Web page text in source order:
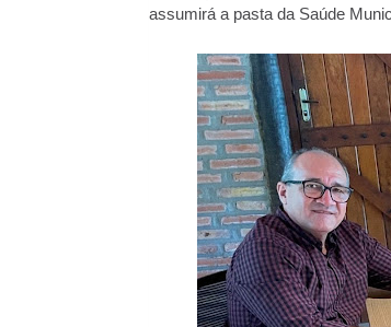
assumirá a pasta da Saúde